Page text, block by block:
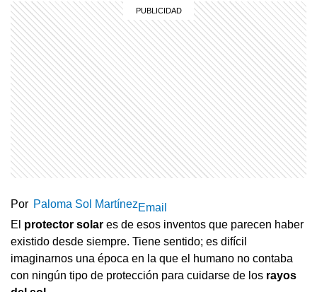
Por Paloma Sol MartínezEmail
El protector solar es de esos inventos que parecen haber
existido desde siempre. Tiene sentido; es difícil
imaginarnos una época en la que el humano no contaba
con ningún tipo de protección para cuidarse de los rayos